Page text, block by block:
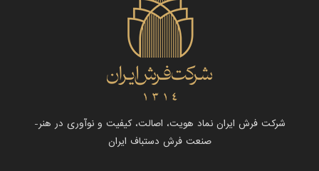
شرکت فرش ایران نماد هویت، اصالت، کیفیت و نوآوری در هنر-
صنعت فرش دستباف ایران